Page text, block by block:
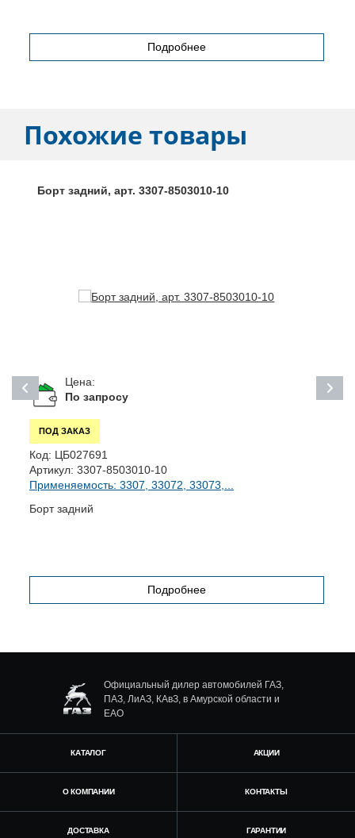
Подробнее
Похожие товары
Борт задний, арт. 3307-8503010-10
Цена:
По запросу
ПОД ЗАКАЗ
Код: ЦБ027691
Артикул: 3307-8503010-10
Применяемость: 3307, 33072, 33073,...
Борт задний
Подробнее
Официальный дилер автомобилей ГАЗ,
ПАЗ, ЛиАЗ, КАвЗ, в Амурской области и
ЕАО
КАТАЛОГ АКЦИИ
О КОМПАНИИ КОНТАКТЫ
ДОСТАВКА ГАРАНТИИ